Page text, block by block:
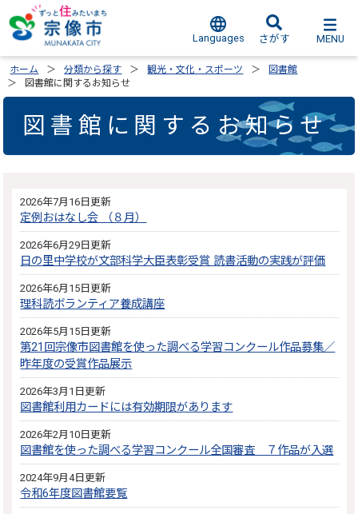
Languages さがす MENU
ホーム 分類から探す 観光・文化・スポーツ
図書館
図書館に関するお知らせ
図書館に関するお知らせ
2026年7月16日更新
定例おはなし会 （８月）
2026年6月29日更新
日の里中学校が文部科学大臣表彰受賞 読書活動の実践が評価
2026年6月15日更新
理科読ボランティア養成講座
2026年5月15日更新
第21回宗像市図書館を使った調べる学習コンクール作品募集／
昨年度の受賞作品展示
2026年3月1日更新
図書館利用カードには有効期限があります
2026年2月10日更新
図書館を使った調べる学習コンクール全国審査 ７作品が入選
2024年9月4日更新
令和6年度図書館要覧